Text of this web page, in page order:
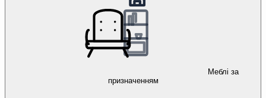
Меблі за
призначенням